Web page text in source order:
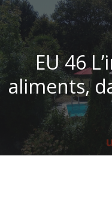
EU 46
aliments,